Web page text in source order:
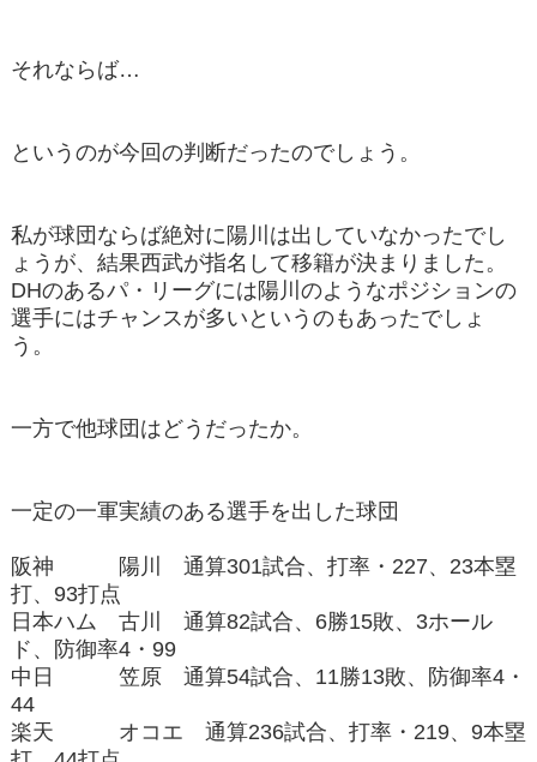
それならば…
というのが今回の判断だったのでしょう。
私が球団ならば絶対に陽川は出していなかったでし
ょうが、結果西武が指名して移籍が決まりました。
DHのあるパ・リーグには陽川のようなポジションの
選手にはチャンスが多いというのもあったでしょ
う。
一方で他球団はどうだったか。
一定の一軍実績のある選手を出した球団
阪神 陽川 通算301試合、打率・227、23本塁
打、93打点
日本ハム 古川 通算82試合、6勝15敗、3ホール
ド、防御率4・99
中日 笠原 通算54試合、11勝13敗、防御率4・
44
楽天 オコエ 通算236試合、打率・219、9本塁